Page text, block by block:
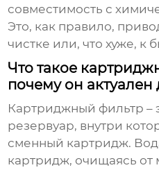
совместимость с
Это, как правило,
чистке или, что хуже, к
Что такое
почему он актуален
Картриджный фильтр –
резервуар, внутри
сменный картридж.
картридж, очищаясь от